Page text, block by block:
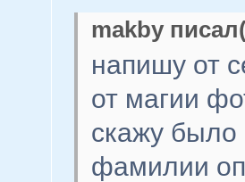
makby
напишу от
от магии
скажу
фамилии